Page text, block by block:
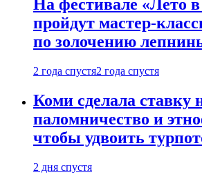
На фестивале «Лето
пройдут мастер-
по золочению
2 года спустя2 года спустя
Коми сделала ставку
паломничество и
чтобы удвоить
2 дня спустя